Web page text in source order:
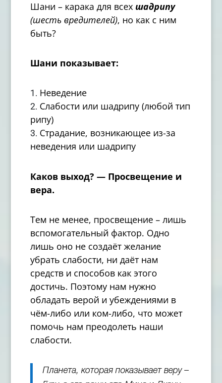
Шани – карака для всех шадрипу
(шесть вредителей), но как с ним
быть?
Шани показывает:
Неведение
Слабости или шадрипу (любой тип
рипу)
Страдание, возникающее из-за
неведения или шадрипу
Каков выход? — Просвещение и
вера.
Тем не менее, просвещение – лишь
вспомогательный фактор. Одно
лишь оно не создаёт желание
убрать слабости, ни даёт нам
средств и способов как этого
достичь. Поэтому нам нужно
обладать верой и убеждениями в
чём-либо или ком-либо, что может
помочь нам преодолеть наши
слабости.
Планета, которая показывает веру –